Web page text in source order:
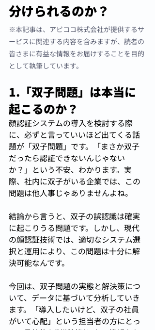
分けられるのか？
※本記事は、アビココ株式会社が提供するサ
ービスに関連する内容を含みますが、読者の
皆さまに有益な情報をお届けすることを目的
として執筆しています。
1.「双子問題」は本当に
起こるのか？
顔認証システムの導入を検討する際
に、必ずと言っていいほど出てくる話
題が「双子問題」です。「まさか双子
だったら認証できないんじゃない
か？」という不安、わかります。実
際、社内に双子がいる企業では、この
問題は他人事じゃありませんよね。
結論から言うと、双子の誤認識は確実
に起こりうる問題です。しかし、現代
の顔認証技術では、適切なシステム選
択と運用により、この問題は十分に解
決可能なんです。
今回は、双子問題の実態と解決策につ
いて、データに基づいて分析していき
ます。「導入したいけど、双子の社員
がいて心配」という担当者の方にとっ